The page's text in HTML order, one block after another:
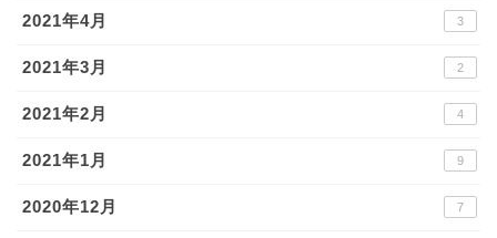
2021年4月 3
2021年3月 2
2021年2月 4
2021年1月 9
2020年12月 7